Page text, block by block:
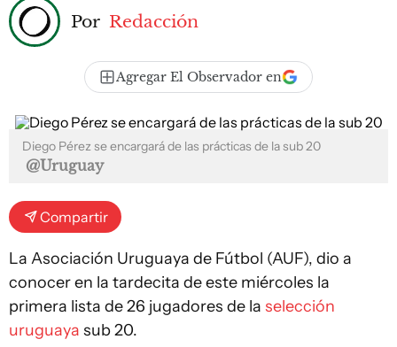
Por Redacción
Agregar El Observador en
Diego Pérez se encargará de las prácticas de la sub 20
@Uruguay
Compartir
La Asociación Uruguaya de Fútbol (AUF), dio a
conocer en la tardecita de este miércoles la
primera lista de 26 jugadores de la selección
uruguaya sub 20.